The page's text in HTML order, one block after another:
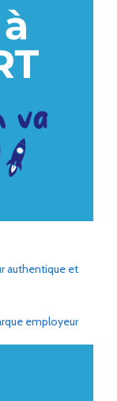
authentique et
employeur